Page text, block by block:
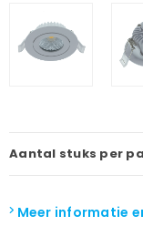
Aantal stuks per
Meer informatie